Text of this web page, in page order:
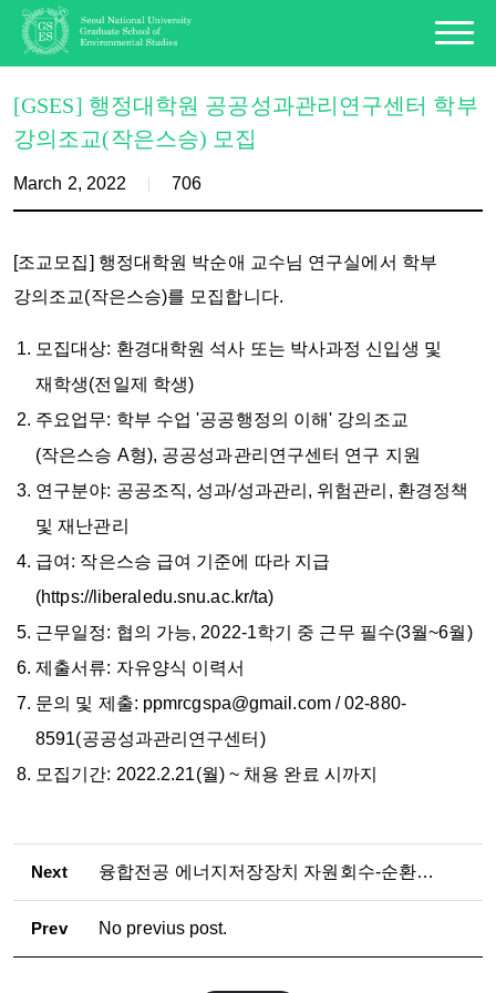
[GSES] 행정대학원 공공성과관리연구센터 학부
강의조교(작은스승) 모집
March 2, 2022 706
[조교모집] 행정대학원 박순애 교수님 연구실에서 학부
강의조교(작은스승)를 모집합니다.
모집대상: 환경대학원 석사 또는 박사과정 신입생 및
재학생(전일제 학생)
주요업무: 학부 수업 '공공행정의 이해' 강의조교
(작은스승 A형), 공공성과관리연구센터 연구 지원
연구분야: 공공조직, 성과/성과관리, 위험관리, 환경정책
및 재난관리
급여: 작은스승 급여 기준에 따라 지급
(https://liberaledu.snu.ac.kr/ta)
근무일정: 협의 가능, 2022-1학기 중 근무 필수(3월~6월)
제출서류: 자유양식 이력서
문의 및 제출: ppmrcgspa@gmail.com / 02-880-
8591(공공성과관리연구센터)
모집기간: 2022.2.21(월) ~ 채용 완료 시까지
Next 융합전공 에너지저장장치 자원회수-순환경제 전공 설명회 개최(2026.07.10.)
Prev No previus post.